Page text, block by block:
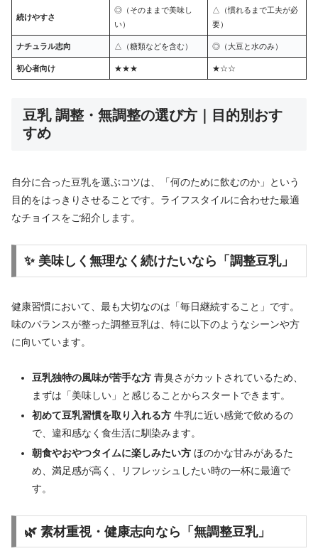
続けやすさ
◎（そのままで美味し
い）
△（慣れるまで工夫が必
要）
ナチュラル志向 △（糖類などを含む） ◎（大豆と水のみ）
初心者向け ★★★ ★☆☆
豆乳 調整・無調整の選び方｜目的別おす
すめ
自分に合った豆乳を選ぶコツは、「何のために飲むのか」という
目的をはっきりさせることです。ライフスタイルに合わせた最適
なチョイスをご紹介します。
✨ 美味しく無理なく続けたいなら「調整豆乳」
健康習慣において、最も大切なのは「毎日継続すること」です。
味のバランスが整った調整豆乳は、特に以下のようなシーンや方
に向いています。
豆乳独特の風味が苦手な方青臭さがカットされているため、
まずは「美味しい」と感じることからスタートできます。
初めて豆乳習慣を取り入れる方牛乳に近い感覚で飲めるの
で、違和感なく食生活に馴染みます。
朝食やおやつタイムに楽しみたい方ほのかな甘みがあるた
め、満足感が高く、リフレッシュしたい時の一杯に最適で
す。
🌿 素材重視・健康志向なら「無調整豆乳」